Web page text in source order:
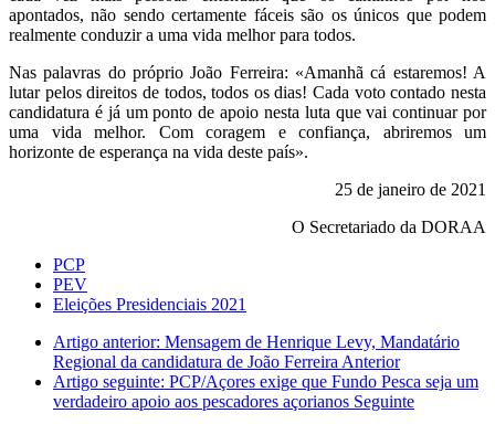
apontados, não sendo certamente fáceis são os únicos que podem
realmente conduzir a uma vida melhor para todos.
Nas palavras do próprio João Ferreira: «Amanhã cá estaremos! A
lutar pelos direitos de todos, todos os dias! Cada voto contado nesta
candidatura é já um ponto de apoio nesta luta que vai continuar por
uma vida melhor. Com coragem e confiança, abriremos um
horizonte de esperança na vida deste país».
25 de janeiro de 2021
O Secretariado da DORAA
PCP
PEV
Eleições Presidenciais 2021
Artigo anterior: Mensagem de Henrique Levy, Mandatário
Regional da candidatura de João FerreiraAnterior
Artigo seguinte: PCP/Açores exige que Fundo Pesca seja um
verdadeiro apoio aos pescadores açorianos Seguinte